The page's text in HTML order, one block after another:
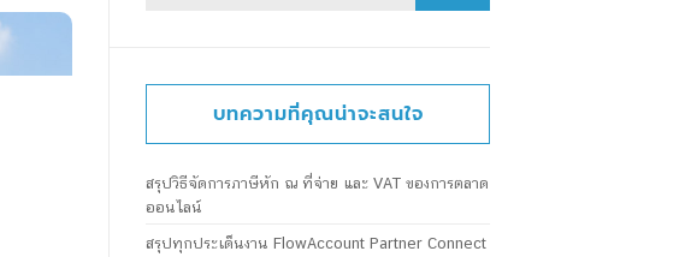
บทความที่คุณน่าจะสนใจ
สรุปวิธีจัดการภาษีหัก ณ ที่จ่าย และ VAT ของการตลาด
ออนไลน์
สรุปทุกประเด็นงาน FlowAccount Partner Connect